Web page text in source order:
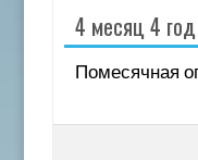
4 месяц 4 год
Помесячная